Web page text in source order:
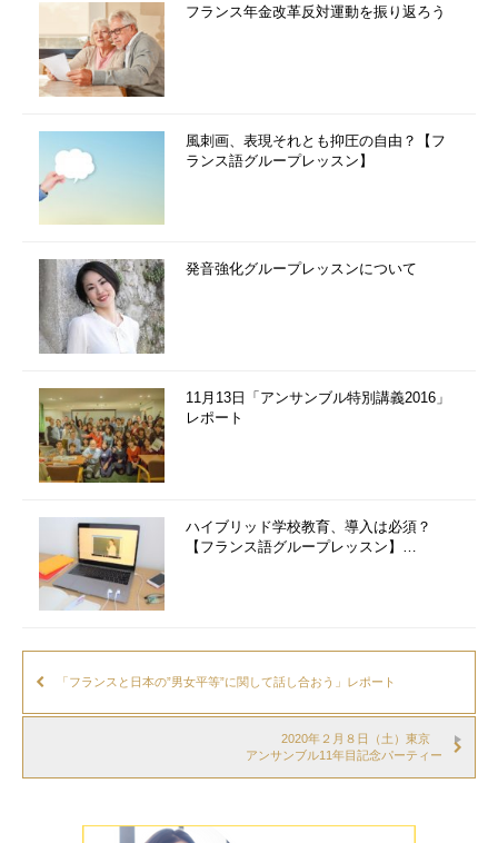
フランス年金改革反対運動を振り返ろう
風刺画、表現それとも抑圧の自由？【フ
ランス語グループレッスン】
発音強化グループレッスンについて
11月13日「アンサンブル特別講義2016」
レポート
ハイブリッド学校教育、導入は必須？
【フランス語グループレッスン】…
「フランスと日本の”男女平等”に関して話し合おう」レポート
2020年２月８日（土）東京
アンサンブル11年目記念パーティー